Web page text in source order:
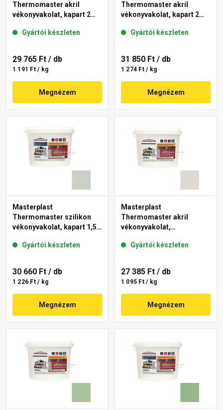
Thermomaster akril
vékonyvakolat, kapart 2
Gyártói készleten
29 765 Ft / db
1 191 Ft / kg
Megnézem
Thermomaster akril
vékonyvakolat, kapart 2
Gyártói készleten
31 850 Ft / db
1 274 Ft / kg
Megnézem
Masterplast
Thermomaster szilikon
vékonyvakolat, kapart 1,5
Gyártói készleten
30 660 Ft / db
1 226 Ft / kg
Megnézem
Masterplast
Thermomaster akril
vékonyvakolat,
45-E 25 kg
Gyártói készleten
27 385 Ft / db
1 095 Ft / kg
Megnézem